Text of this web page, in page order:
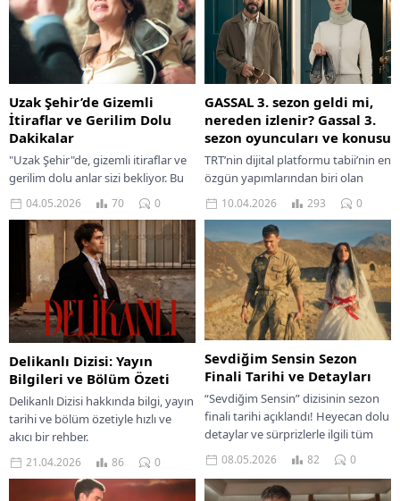
Uzak Şehir’de Gizemli
İtiraflar ve Gerilim Dolu
Dakikalar
"Uzak Şehir"de, gizemli itiraflar ve
gerilim dolu anlar sizi bekliyor. Bu
heyecan dolu macerayı kaçırmayın!
04.05.2026 70 0
GASSAL 3. sezon geldi mi,
nereden izlenir? Gassal 3.
sezon oyuncuları ve konusu
TRT’nin dijital platformu tabii’nin en
özgün yapımlarından biri olan
Gassal, uzun süren bekleyişin
ardından 3. sezonuyla geri döndü!
Ahmet Kural’ın...
10.04.2026 293 0
Delikanlı Dizisi: Yayın
Bilgileri ve Bölüm Özeti
Delikanlı Dizisi hakkında bilgi, yayın
tarihi ve bölüm özetiyle hızlı ve
akıcı bir rehber.
21.04.2026 86 0
Sevdiğim Sensin Sezon
Finali Tarihi ve Detayları
“Sevdiğim Sensin” dizisinin sezon
finali tarihi açıklandı! Heyecan dolu
detaylar ve sürprizlerle ilgili tüm
bilgileri kaçırmayın.
08.05.2026 82 0